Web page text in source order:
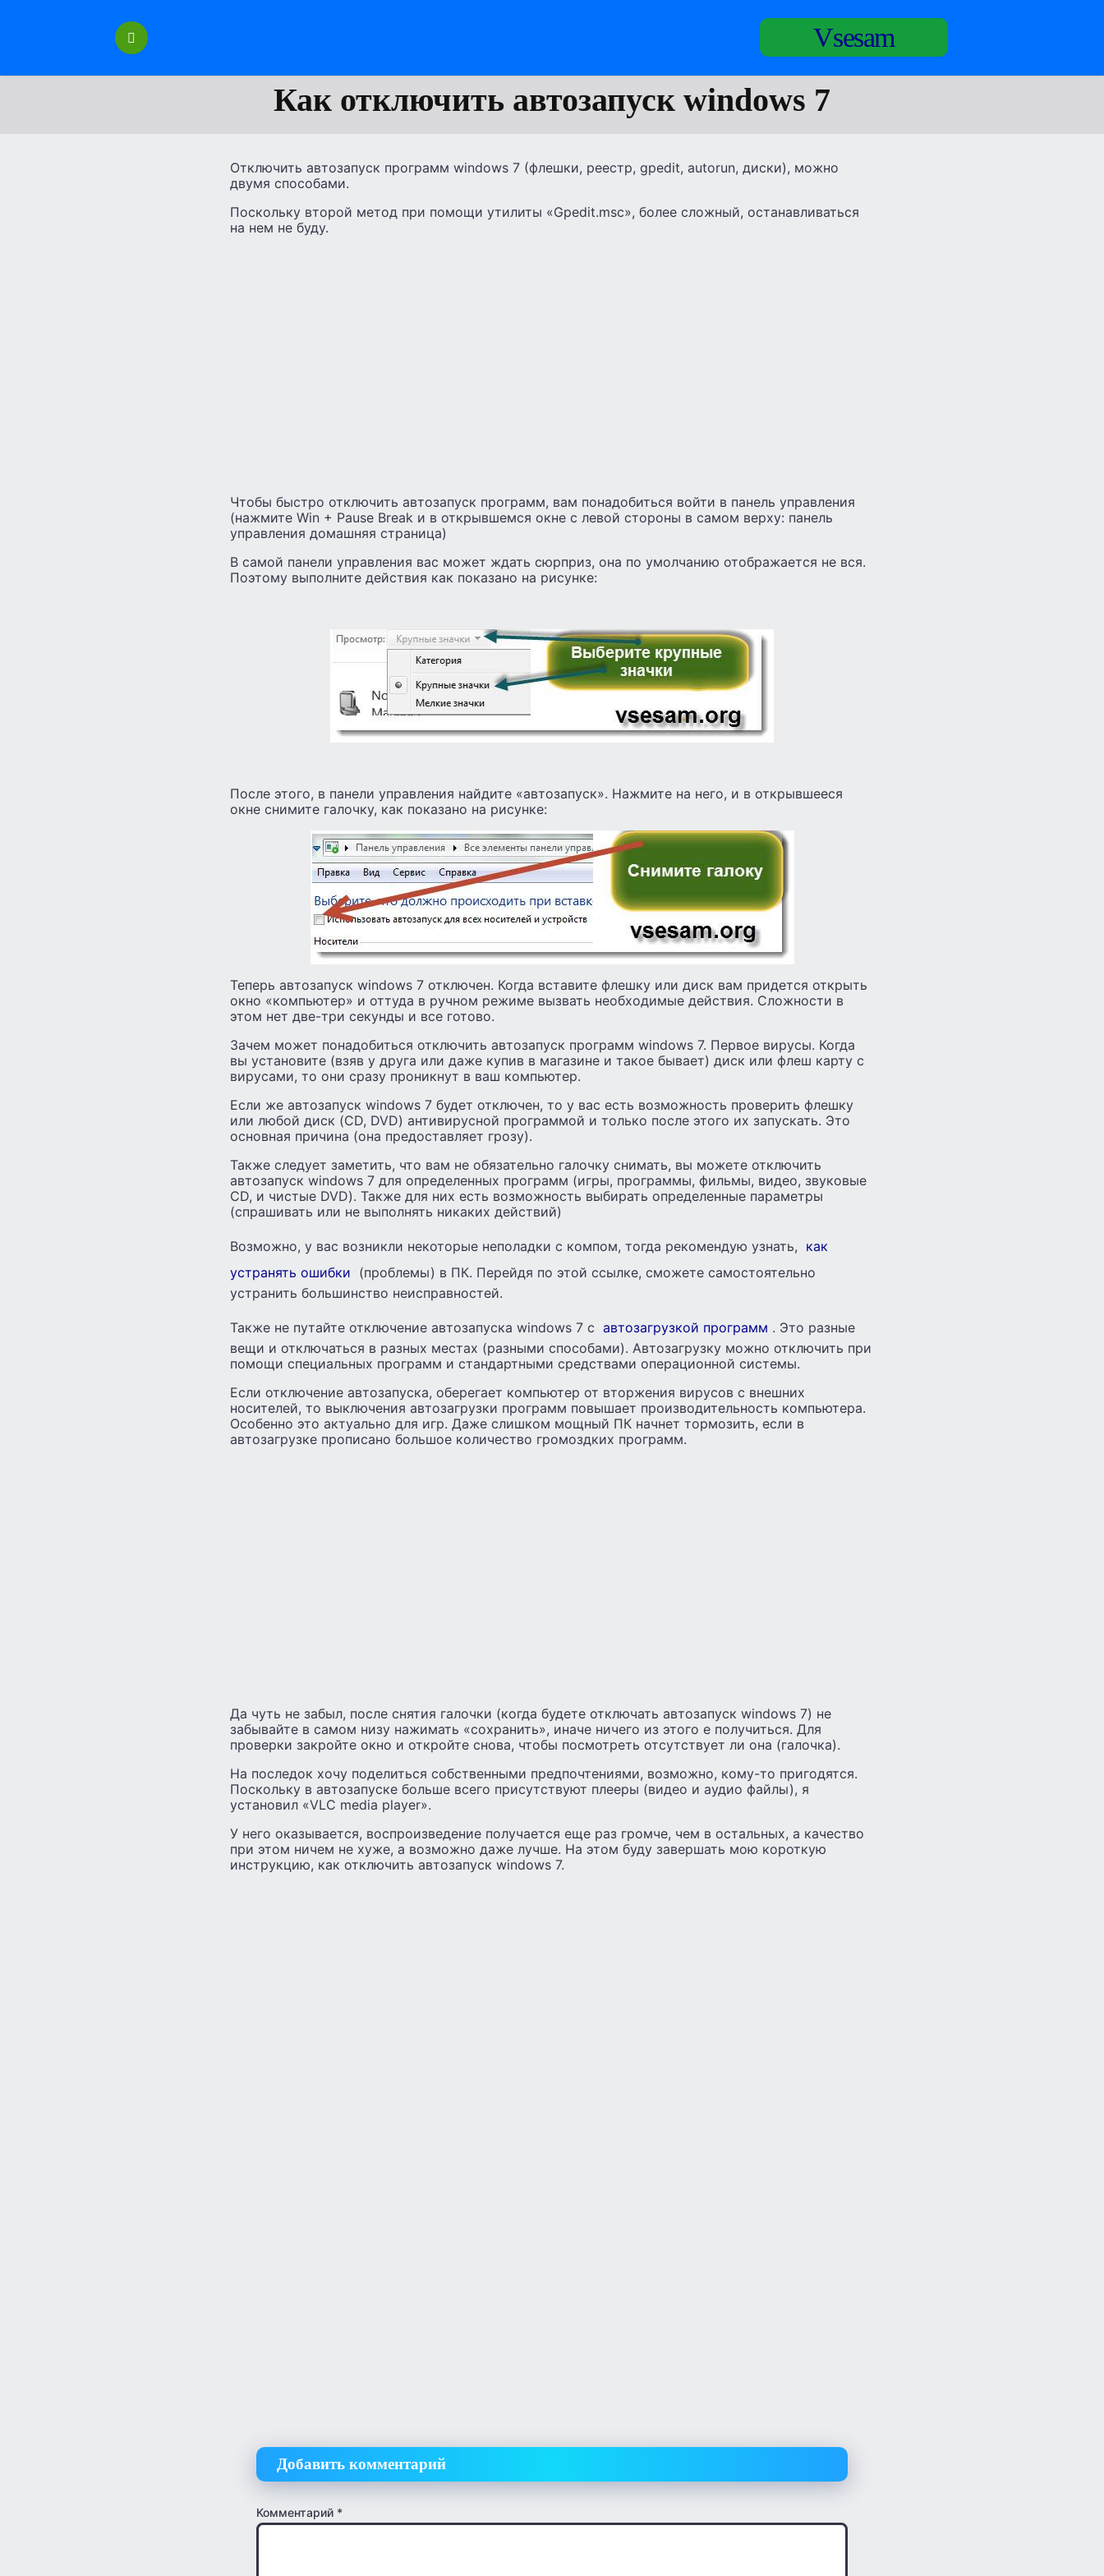
Vsesam
Как отключить автозапуск windows 7
Отключить автозапуск программ windows 7 (флешки, реестр, gpedit, autorun, диски), можно
двумя способами.
Поскольку второй метод при помощи утилиты «Gpedit.msc», более сложный, останавливаться
на нем не буду.
Чтобы быстро отключить автозапуск программ, вам понадобиться войти в панель управления
(нажмите Win + Pause Break и в открывшемся окне с левой стороны в самом верху: панель
управления домашняя страница)
В самой панели управления вас может ждать сюрприз, она по умолчанию отображается не вся.
Поэтому выполните действия как показано на рисунке:
После этого, в панели управления найдите «автозапуск». Нажмите на него, и в открывшееся
окне снимите галочку, как показано на рисунке:
Теперь автозапуск windows 7 отключен. Когда вставите флешку или диск вам придется открыть
окно «компьютер» и оттуда в ручном режиме вызвать необходимые действия. Сложности в
этом нет две-три секунды и все готово.
Зачем может понадобиться отключить автозапуск программ windows 7. Первое вирусы. Когда
вы установите (взяв у друга или даже купив в магазине и такое бывает) диск или флеш карту с
вирусами, то они сразу проникнут в ваш компьютер.
Если же автозапуск windows 7 будет отключен, то у вас есть возможность проверить флешку
или любой диск (CD, DVD) антивирусной программой и только после этого их запускать. Это
основная причина (она предоставляет грозу).
Также следует заметить, что вам не обязательно галочку снимать, вы можете отключить
автозапуск windows 7 для определенных программ (игры, программы, фильмы, видео, звуковые
CD, и чистые DVD). Также для них есть возможность выбирать определенные параметры
(спрашивать или не выполнять никаких действий)
Возможно, у вас возникли некоторые неполадки с компом, тогда рекомендую узнать, как
устранять ошибки (проблемы) в ПК. Перейдя по этой ссылке, сможете самостоятельно
устранить большинство неисправностей.
Также не путайте отключение автозапуска windows 7 с автозагрузкой программ . Это разные
вещи и отключаться в разных местах (разными способами). Автозагрузку можно отключить при
помощи специальных программ и стандартными средствами операционной системы.
Если отключение автозапуска, оберегает компьютер от вторжения вирусов с внешних
носителей, то выключения автозагрузки программ повышает производительность компьютера.
Особенно это актуально для игр. Даже слишком мощный ПК начнет тормозить, если в
автозагрузке прописано большое количество громоздких программ.
Да чуть не забыл, после снятия галочки (когда будете отключать автозапуск windows 7) не
забывайте в самом низу нажимать «сохранить», иначе ничего из этого е получиться. Для
проверки закройте окно и откройте снова, чтобы посмотреть отсутствует ли она (галочка).
На последок хочу поделиться собственными предпочтениями, возможно, кому-то пригодятся.
Поскольку в автозапуске больше всего присутствуют плееры (видео и аудио файлы), я
установил «VLC media player».
У него оказывается, воспроизведение получается еще раз громче, чем в остальных, а качество
при этом ничем не хуже, а возможно даже лучше. На этом буду завершать мою короткую
инструкцию, как отключить автозапуск windows 7.
Добавить комментарий
Комментарий *